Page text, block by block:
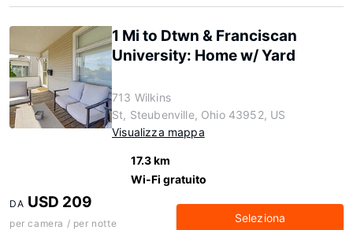
1 Mi to Dtwn & Franciscan
University: Home w/ Yard
713 Wilkins
St, Steubenville, Ohio 43952, US
Visualizza mappa
17.3 km
Wi-Fi gratuito
DA USD 209
per camera / per notte Seleziona